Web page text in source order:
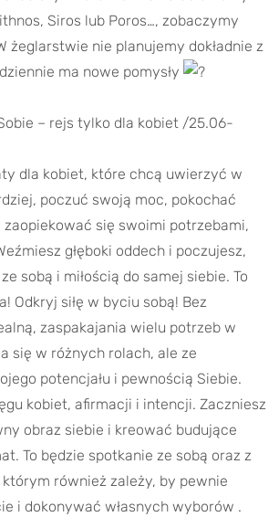
Siros lub Poros…, zobaczymy
żeglarstwie nie planujemy dokładnie z
ma nowe pomysły
– rejs tylko dla kobiet /25.06-
dla kobiet, które chcą uwierzyć w
poczuć swoją moc, pokochać
się swoimi potrzebami,
głęboki oddech i poczujesz,
sobą i miłością do samej siebie. To
Odkryj siłę w byciu sobą! Bez
zaspakajania wielu potrzeb w
się w różnych rolach, ale ze
potencjału i pewnością Siebie.
kobiet, afirmacji i intencji. Zaczniesz
obraz siebie i kreować budujące
To będzie spotkanie ze sobą oraz z
również zależy, by pewnie
i dokonywać własnych wyborów .